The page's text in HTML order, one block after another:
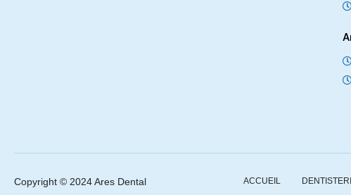
Copyright © 2024 Ares Dental ACCUEIL